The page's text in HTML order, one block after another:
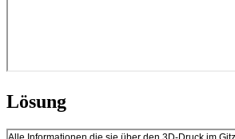
Lösung